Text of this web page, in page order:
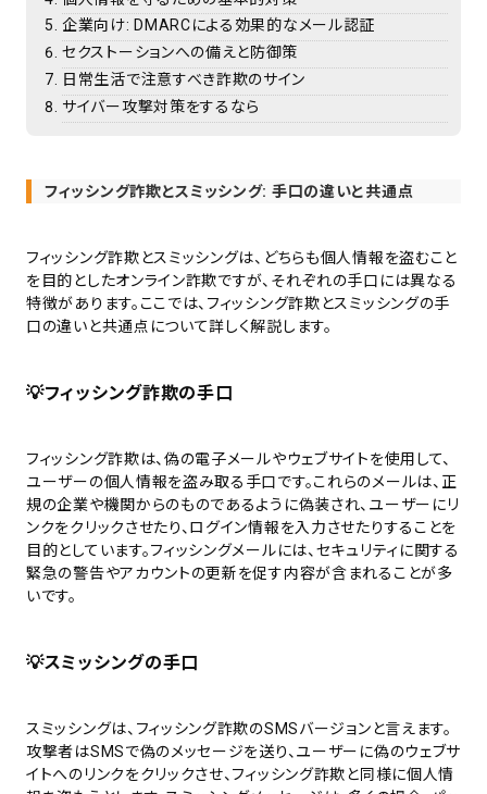
企業向け: DMARCによる効果的なメール認証
セクストーションへの備えと防御策
日常生活で注意すべき詐欺のサイン
サイバー攻撃対策をするなら
フィッシング詐欺とスミッシング: 手口の違いと共通点
フィッシング詐欺とスミッシングは、どちらも個人情報を盗むこと
を目的としたオンライン詐欺ですが、それぞれの手口には異なる
特徴があります。ここでは、フィッシング詐欺とスミッシングの手
口の違いと共通点について詳しく解説します。
💡フィッシング詐欺の手口
フィッシング詐欺は、偽の電子メールやウェブサイトを使用して、
ユーザーの個人情報を盗み取る手口です。これらのメールは、正
規の企業や機関からのものであるように偽装され、ユーザーにリ
ンクをクリックさせたり、ログイン情報を入力させたりすることを
目的としています。フィッシングメールには、セキュリティに関する
緊急の警告やアカウントの更新を促す内容が含まれることが多
いです。
💡スミッシングの手口
スミッシングは、フィッシング詐欺のSMSバージョンと言えます。
攻撃者はSMSで偽のメッセージを送り、ユーザーに偽のウェブサ
イトへのリンクをクリックさせ、フィッシング詐欺と同様に個人情